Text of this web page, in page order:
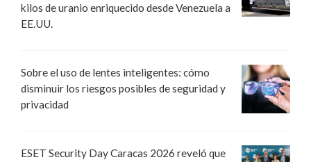
kilos de uranio enriquecido desde Venezuela a
EE.UU.
Sobre el uso de lentes inteligentes: cómo
disminuir los riesgos posibles de seguridad y
privacidad
ESET Security Day Caracas 2026 reveló que